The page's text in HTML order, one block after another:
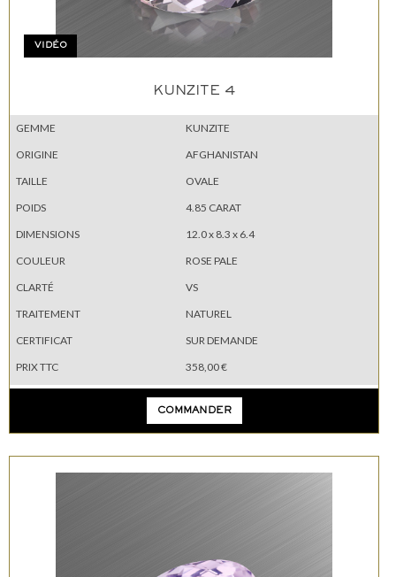
VIDÉO
KUNZITE 4
GEMME
KUNZITE
ORIGINE
AFGHANISTAN
TAILLE
OVALE
POIDS
4.85 CARAT
DIMENSIONS
12.0 x 8.3 x 6.4
COULEUR
ROSE PALE
CLARTÉ
VS
TRAITEMENT
NATUREL
CERTIFICAT
SUR DEMANDE
PRIX TTC
358,00 €
COMMANDER